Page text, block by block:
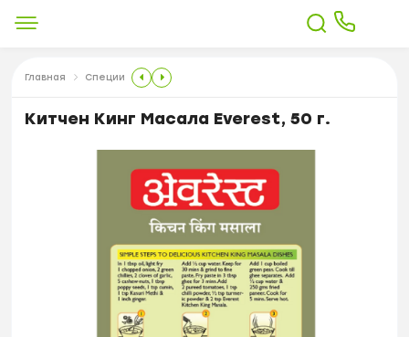
Главная Специи
Китчен Кинг Масала Everest, 50 г.